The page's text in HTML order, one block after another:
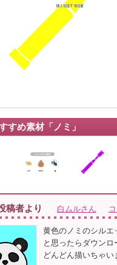
すめ素材「ノミ」
稿者より 白ムルさん
黄色のノミのシルエ
と思ったらダウン
どんどん描いちゃい